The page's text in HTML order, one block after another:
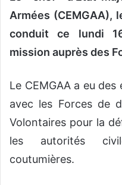
i
e
Armées (CEMGAA),
conduit ce lundi
mission auprès des
Le CEMGAA a eu
avec les Forces de
Volontaires pour la
les autorités
coutumières.